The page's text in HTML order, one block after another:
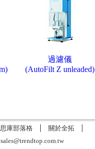
過濾儀
(AutoFilt Z unleaded)
庫部落格
關於全拓
sales@trendtop.com.tw